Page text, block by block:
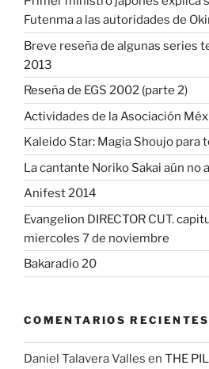
Futenma a las autoridades de
Breve reseña de algunas series
2013
Reseña de EGS 2002 (parte 2)
Actividades de la Asociación
Kaleido Star: Magia Shoujo para
La cantante Noriko Sakai aún no
Anifest 2014
Evangelion DIRECTOR CUT.
miercoles 7 de noviembre
Bakaradio 20
COMENTARIOS RECIENTES
Daniel Talavera Valles en THE